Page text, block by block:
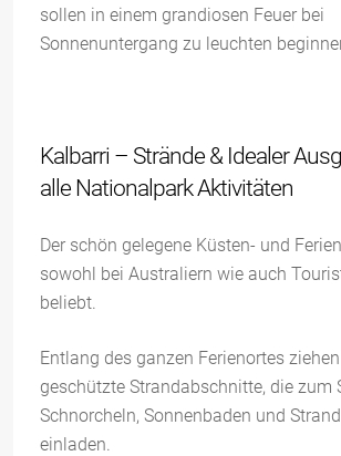
sollen in einem grandiosen Feuer bei
Sonnenuntergang zu leuchten
Kalbarri – Strände & Idealer
alle Nationalpark Aktivitäten
Der schön gelegene Küsten- und
sowohl bei Australiern wie auch
beliebt.
Entlang des ganzen Ferienortes
geschützte Strandabschnitte, die zum
Schnorcheln, Sonnenbaden und
einladen.